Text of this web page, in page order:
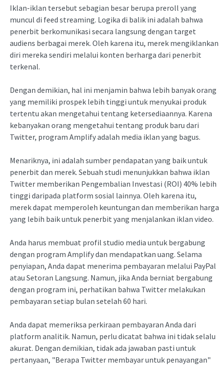
Iklan-iklan tersebut sebagian besar berupa preroll yang
muncul di feed streaming. Logika di balik ini adalah bahwa
penerbit berkomunikasi secara langsung dengan target
audiens berbagai merek. Oleh karena itu, merek mengiklankan
diri mereka sendiri melalui konten berharga dari penerbit
terkenal.
Dengan demikian, hal ini menjamin bahwa lebih banyak orang
yang memiliki prospek lebih tinggi untuk menyukai produk
tertentu akan mengetahui tentang ketersediaannya. Karena
kebanyakan orang mengetahui tentang produk baru dari
Twitter, program Amplify adalah media iklan yang bagus.
Menariknya, ini adalah sumber pendapatan yang baik untuk
penerbit dan merek. Sebuah studi menunjukkan bahwa iklan
Twitter memberikan Pengembalian Investasi (ROI) 40% lebih
tinggi daripada platform sosial lainnya. Oleh karena itu,
merek dapat memperoleh keuntungan dan memberikan harga
yang lebih baik untuk penerbit yang menjalankan iklan video.
Anda harus membuat profil studio media untuk bergabung
dengan program Amplify dan mendapatkan uang. Selama
penyiapan, Anda dapat menerima pembayaran melalui PayPal
atau Setoran Langsung. Namun, jika Anda berniat bergabung
dengan program ini, perhatikan bahwa Twitter melakukan
pembayaran setiap bulan setelah 60 hari.
Anda dapat memeriksa perkiraan pembayaran Anda dari
platform analitik. Namun, perlu dicatat bahwa ini tidak selalu
akurat. Dengan demikian, tidak ada jawaban pasti untuk
pertanyaan, "Berapa Twitter membayar untuk penayangan"